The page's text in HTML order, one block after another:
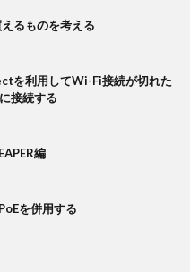
るものを考える
を利用してWi-Fi接続が切れた
接続する
編
を併用する